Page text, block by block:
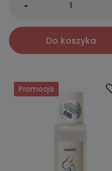
-
Do koszyka
Promocja